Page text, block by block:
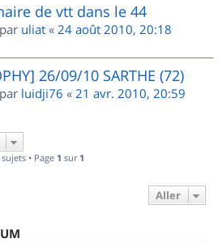
de vtt dans le 44
uliat « 24 août 2010, 20:18
26/09/10 SARTHE (72)
luidji76 « 21 avr. 2010, 20:59
sujets • Page 1 sur 1
Aller